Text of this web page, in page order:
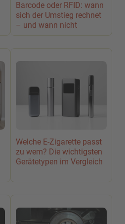
Barcode oder RFID: wann
sich der Umstieg rechnet
– und wann nicht
Welche E-Zigarette passt
zu wem? Die wichtigsten
Gerätetypen im Vergleich